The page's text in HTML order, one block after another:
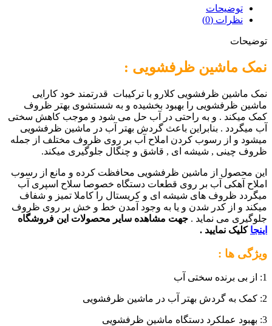
توضیحات
نظرات (0)
توضیحات
نمک ماشین ظرفشویی :
نمک ماشین ظرفشویی کلارو با ترکیبات قدرتمند خود کارایی
ماشین ظرفشویی را بهبود بخشیده و به شستشوی بهتر ظروف
کمک میکند . و به راحتی در آب حل می شود و موجب کاهش سختی
آب میگردد . بنابراین باعث گردش بهتر آب در ماشین ظرفشویی
میشود و از رسوب کردن املاح آب بر روی ظروف مختلف از جمله
ظروف چینی , شیشه ای , قاشق و چنگال جلوگیری میکند.
این محصول از ماشین ظرفشویی محافظت کرده و مانع از رسوب
املاح آهکی آب بر روی قطعات دستگاه خصوصا سلاح اسپری آب
میگردد ظروف های شیشه ای و کریستال را کاملا تمیز و شفاف
میکند و از کدر شدن و یا به وجود آمدن خط و خش بر روی ظروف
جلوگیری می نماید . جهت مشاهده سایر محصولات این فروشگاه
اینجا کلیک نمایید .
ویژگی ها :
1: از بی برنده سختی آب
2: کمک به گردش بهتر آب در ماشین ظرفشویی
3: بهبود عملکرد دستگاه ماشین ظرفشویی